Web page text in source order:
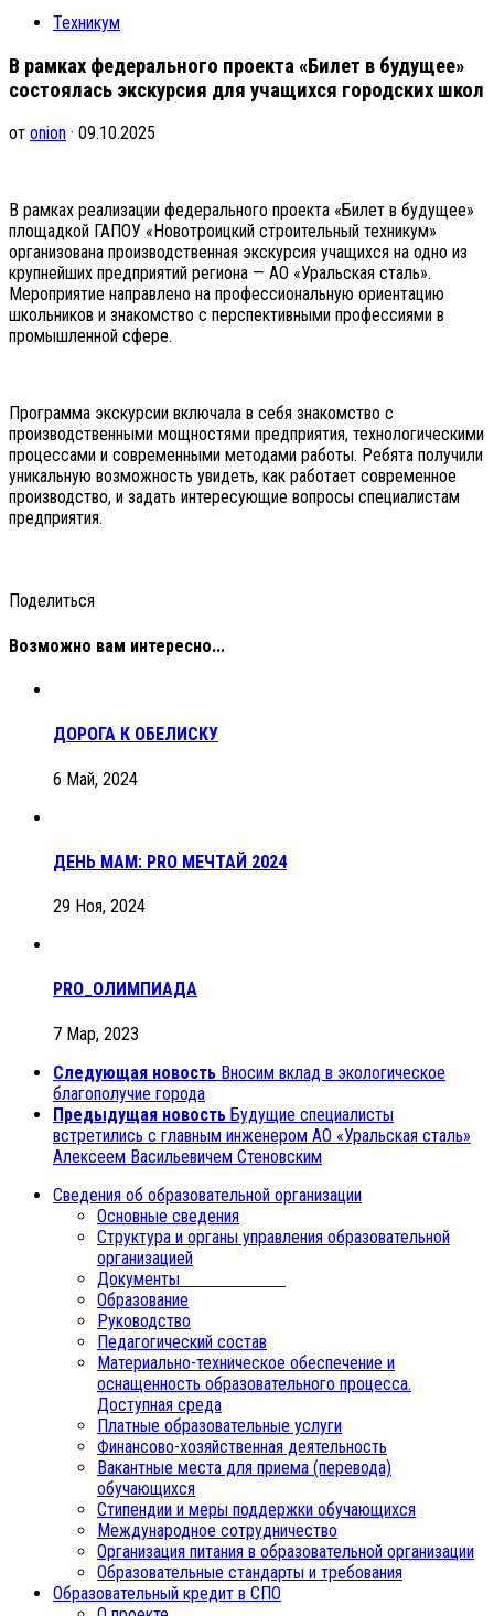
Техникум
В рамках федерального проекта «Билет в будущее»
состоялась экскурсия для учащихся городских школ
от onion · 09.10.2025
В рамках реализации федерального проекта «Билет в будущее»
площадкой ГАПОУ «Новотроицкий строительный техникум»
организована производственная экскурсия учащихся на одно из
крупнейших предприятий региона — АО «Уральская сталь».
Мероприятие направлено на профессиональную ориентацию
школьников и знакомство с перспективными профессиями в
промышленной сфере.
Программа экскурсии включала в себя знакомство с
производственными мощностями предприятия, технологическими
процессами и современными методами работы. Ребята получили
уникальную возможность увидеть, как работает современное
производство, и задать интересующие вопросы специалистам
предприятия.
Поделиться
Возможно вам интересно...
ДОРОГА К ОБЕЛИСКУ
6 Май, 2024
ДЕНЬ МАМ: PRO МЕЧТАЙ 2024
29 Ноя, 2024
PRO_ОЛИМПИАДА
7 Мар, 2023
Следующая новость Вносим вклад в экологическое
благополучие города
Предыдущая новость Будущие специалисты
встретились с главным инженером АО «Уральская сталь»
Алексеем Васильевичем Стеновским
Сведения об образовательной организации
Основные сведения
Структура и органы управления образовательной
организацией
Документы
Образование
Руководство
Педагогический состав
Материально-техническое обеспечение и
оснащенность образовательного процесса.
Доступная среда
Платные образовательные услуги
Финансово-хозяйственная деятельность
Вакантные места для приема (перевода)
обучающихся
Стипендии и меры поддержки обучающихся
Международное сотрудничество
Организация питания в образовательной организации
Образовательные стандарты и требования
Образовательный кредит в СПО